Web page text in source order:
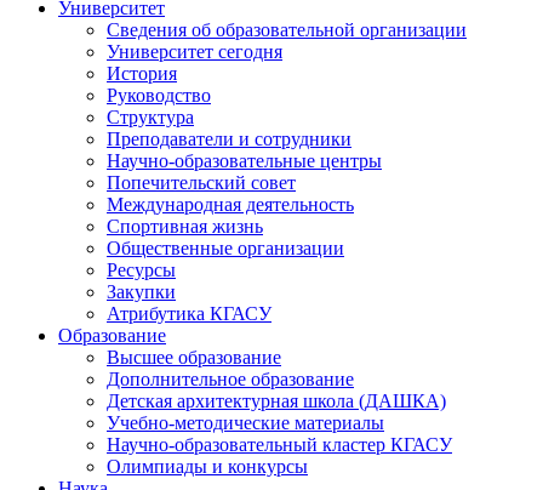
Университет
Сведения об образовательной организации
Университет сегодня
История
Руководство
Структура
Преподаватели и сотрудники
Научно-образовательные центры
Попечительский совет
Международная деятельность
Спортивная жизнь
Общественные организации
Ресурсы
Закупки
Атрибутика КГАСУ
Образование
Высшее образование
Дополнительное образование
Детская архитектурная школа (ДАШКА)
Учебно-методические материалы
Научно-образовательный кластер КГАСУ
Олимпиады и конкурсы